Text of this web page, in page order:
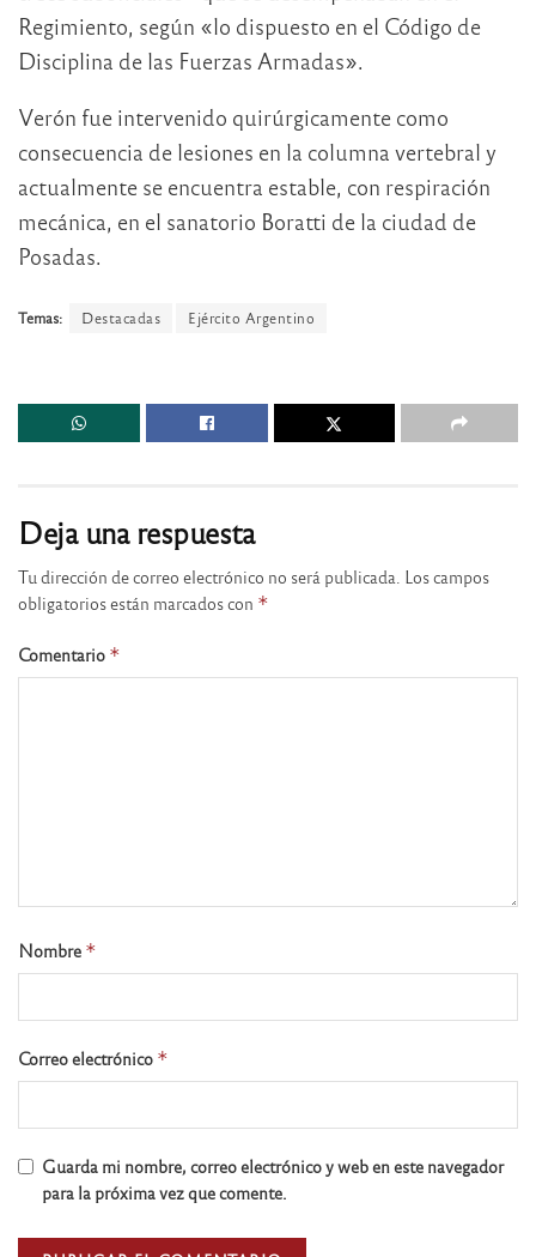
Regimiento, según «lo dispuesto en el Código de
Disciplina de las Fuerzas Armadas».
Verón fue intervenido quirúrgicamente como
consecuencia de lesiones en la columna vertebral y
actualmente se encuentra estable, con respiración
mecánica, en el sanatorio Boratti de la ciudad de
Posadas.
Temas: Destacadas Ejército Argentino
Deja una respuesta
Tu dirección de correo electrónico no será publicada. Los campos
obligatorios están marcados con *
Comentario *
Nombre *
Correo electrónico *
Guarda mi nombre, correo electrónico y web en este navegador
para la próxima vez que comente.